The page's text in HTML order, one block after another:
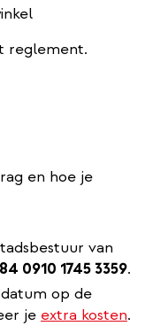
reglement.
en hoe je
van
0910 1745 3359.
op de
je extra kosten.